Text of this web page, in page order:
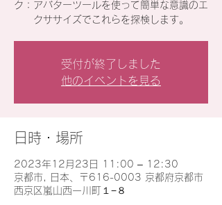
ク：アバターツールを使って簡単な意識のエ
クササイズでこれらを探検します。
受付が終了しました
他のイベントを見る
日時・場所
2023年12月23日 11:00 – 12:30
京都市, 日本、〒616-0003 京都府京都市
西京区嵐山西一川町１−８